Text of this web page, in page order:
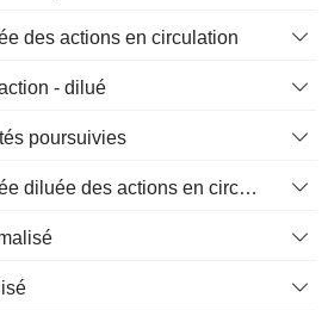
des actions en circulation
- dilué
poursuivies
Moyenne pondérée diluée des actions en circulation